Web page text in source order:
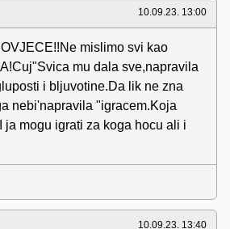
10.09.23. 13:00
mislimo svi kao
mu dala sve,napravila
i bljuvotine.Da lik ne zna
nebi'napravila "igracem.Koja
ja mogu igrati za koga hocu ali i
10.09.23. 13:40